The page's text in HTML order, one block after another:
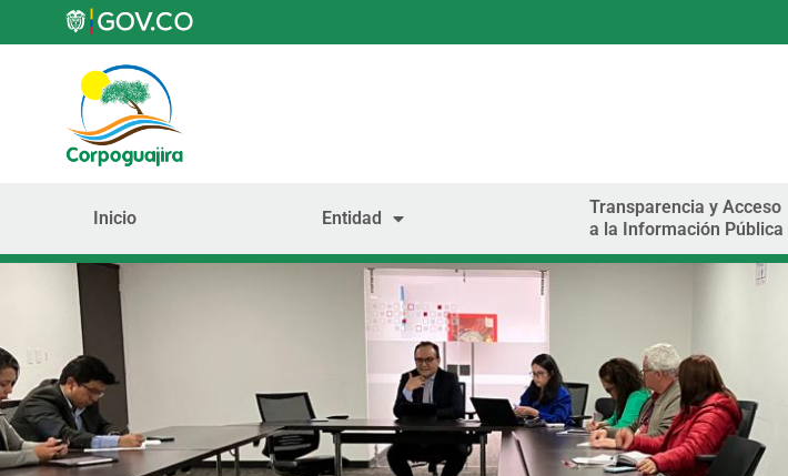
Inicio Entidad
Transparencia y Acceso
a la Información Pública